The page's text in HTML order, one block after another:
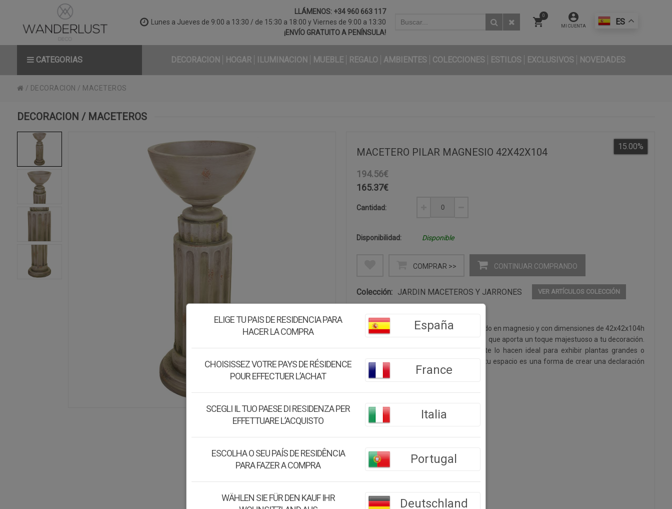
LLÁMENOS: +34 960 663 117
Lunes a Jueves de 9:00 a 13:30 / de 15:30 a 18:00 y Viernes de 9:00 a 13:30
¡ENVÍO GRATUITO A PENÍNSULA!
ES
MI CUENTA
0
CATEGORIAS DECORACION HOGAR ILUMINACION MUEBLE REGALO AMBIENTES COLECCIONES ESTILOS EXCLUSIVOS NOVEDADES
/ DECORACION / MACETEROS
DECORACION / MACETEROS
MACETERO PILAR MAGNESIO 42X42X104
194.56€
15.00%
165.37€
Cantidad:
Disponibilidad: Disponible
COMPRAR >> CONTINUAR COMPRANDO
Colección: JARDIN MACETEROS Y JARRONES VER ARTÍCULOS COLECCIÓN
Este macetero en forma de pilar, fabricado en magnesio y con dimensiones de 42x42x104h
centímetros, es una pieza impresionante que aporta un toque majestuoso a tu decoración.
Su diseño único y su tamaño imponente lo hacen ideal para exhibir plantas grandes o
árboles. Colocar este macetero pilar en tu espacio es una forma de crear una declaración
de estilo audaz y natural.
Montaje: Viene montado
Color: Multicolor
ELIGE TU PAIS DE RESIDENCIA PARA
HACER LA COMPRA
España
CHOISISSEZ VOTRE PAYS DE RÉSIDENCE
POUR EFFECTUER L’ACHAT
France
SCEGLI IL TUO PAESE DI RESIDENZA PER
EFFETTUARE L’ACQUISTO
Italia
ESCOLHA O SEU PAÍS DE RESIDÊNCIA
PARA FAZER A COMPRA
Portugal
WÄHLEN SIE FÜR DEN KAUF IHR
Deutschland